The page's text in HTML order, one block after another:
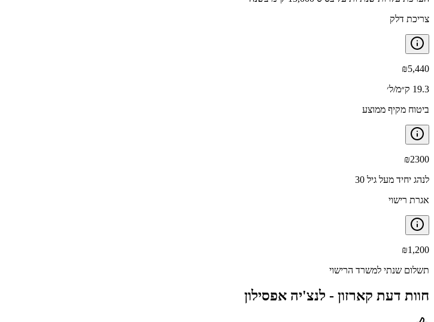
צריכת דלק
₪5,440
19.3 ק״מ/ל׳
ביטוח מקיף ממוצע
₪2300
לנהג יחיד מעל גיל 30
אגרת רישוי
₪1,200
תשלום שנתי למשרד הרישוי
חוות דעת קארזון - לנצ'יה אפסילון